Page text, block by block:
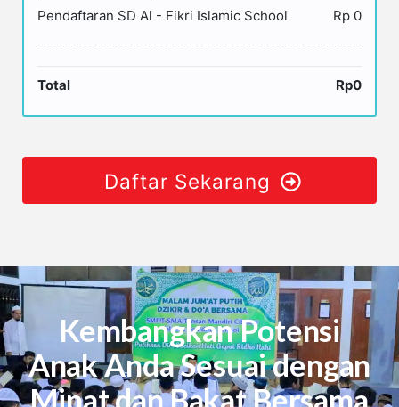
Pendaftaran SD Al - Fikri Islamic School Rp 0
Total Rp0
Daftar Sekarang
Kembangkan Potensi
Anak Anda Sesuai dengan